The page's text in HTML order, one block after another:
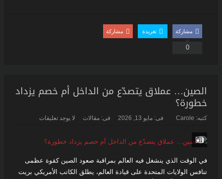
مشاركة
0
تغريدة مشاركة
الصين… عملاق يتصدّع من الداخل أم خصم يزداد
خطورة؟
كتبه: Carole فى: مايو 13, 2026 فى: مقالات لا يوجد تعليقات
في الوقت الذي ينشغل فيه العالم بمراقبة صعود الصين كقوة عظمى
تنافس الولايات المتحدة على قيادة العالم، يطلق الكاتب الأمريكي بريت